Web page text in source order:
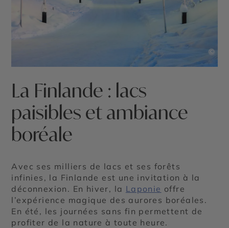
©
La Finlande : lacs
paisibles et ambiance
boréale
Avec ses milliers de lacs et ses forêts
infinies, la Finlande est une invitation à la
déconnexion. En hiver, la Laponie offre
l’expérience magique des aurores boréales.
En été, les journées sans fin permettent de
profiter de la nature à toute heure.